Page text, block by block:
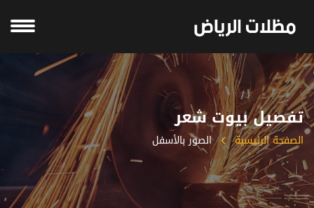
تفصيل بيوت شعر
الصفحة الرئيسية الصور بالأسفل